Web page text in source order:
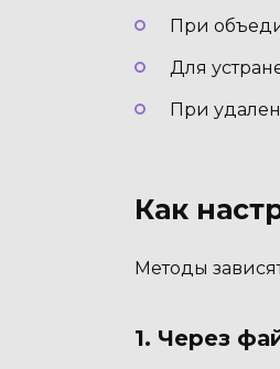
При
Для
При
Как
Методы
1. Через